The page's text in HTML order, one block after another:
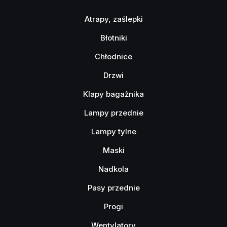
Atrapy, zaślepki
Błotniki
Chłodnice
Drzwi
Klapy bagażnika
Lampy przednie
Lampy tylne
Maski
Nadkola
Pasy przednie
Progi